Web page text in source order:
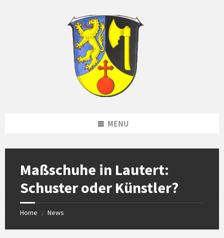
MENU
Maßschuhe in Lautert:
Schuster oder Künstler?
Home / News